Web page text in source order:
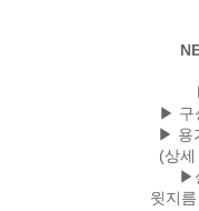
▶ 구
▶ 용
(상
▶
윗지